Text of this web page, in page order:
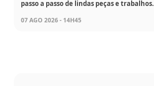
passo a passo de lindas peças e trabalhos.
07 AGO 2026 - 14H45